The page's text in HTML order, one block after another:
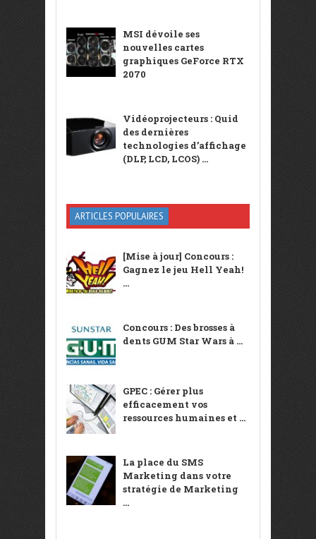
MSI dévoile ses
nouvelles cartes
graphiques GeForce RTX
2070
Vidéoprojecteurs : Quid
des dernières
technologies d’affichage
(DLP, LCD, LCOS) ...
ARTICLES POPULAIRES
[Mise à jour] Concours :
Gagnez le jeu Hell Yeah!
...
Concours : Des brosses à
dents GUM Star Wars à ...
GPEC : Gérer plus
efficacement vos
ressources humaines et ...
La place du SMS
Marketing dans votre
stratégie de Marketing
...